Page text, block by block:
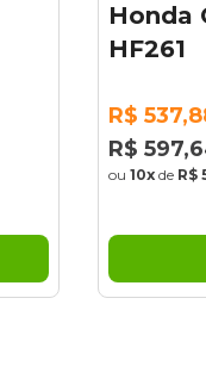
Honda
HF261
R$
R$
ou 10x de R$